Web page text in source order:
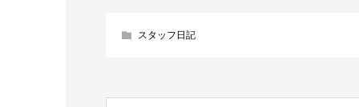
スタッフ日記